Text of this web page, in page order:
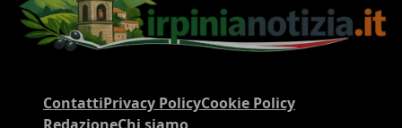
ContattiPrivacy PolicyCookie Policy